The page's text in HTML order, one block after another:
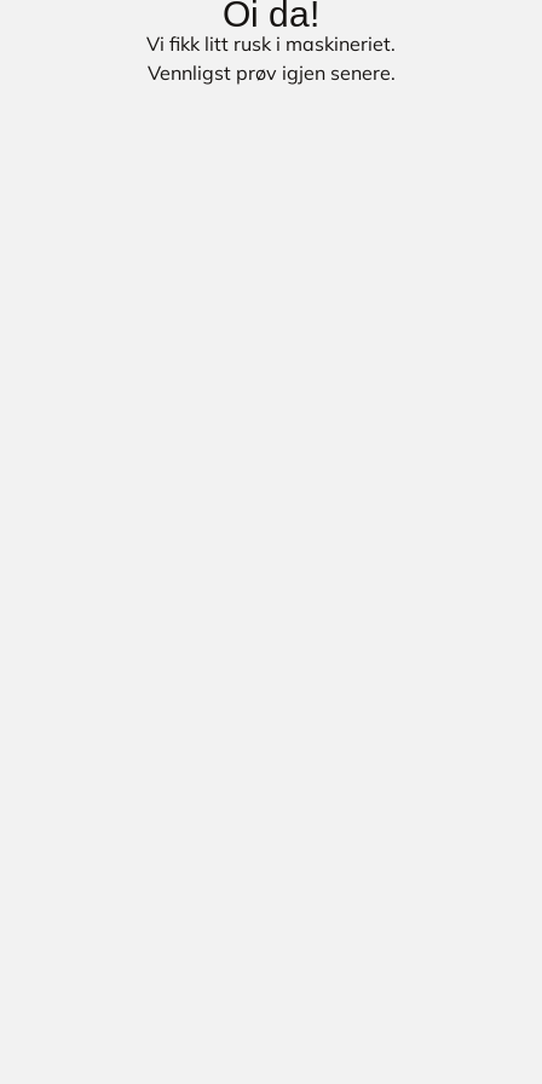
Oi da!
Vi fikk litt rusk i maskineriet.
Vennligst prøv igjen senere.